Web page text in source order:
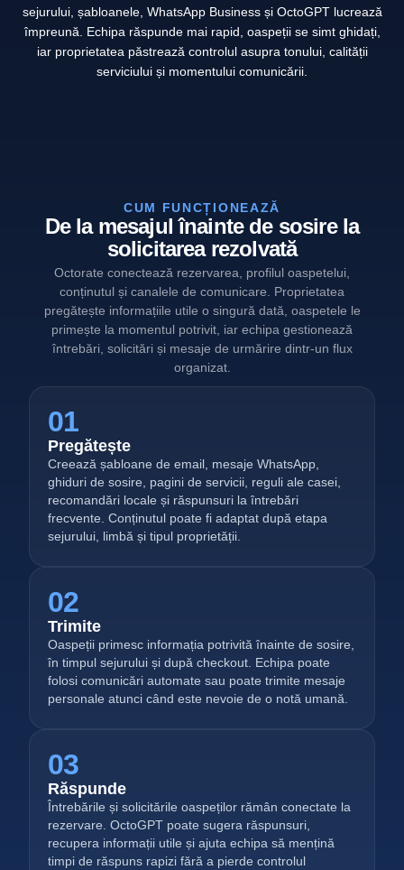
sejurului, șabloanele, WhatsApp Business și OctoGPT lucrează
împreună. Echipa răspunde mai rapid, oaspeții se simt ghidați,
iar proprietatea păstrează controlul asupra tonului, calității
serviciului și momentului comunicării.
CUM FUNCȚIONEAZĂ
De la mesajul înainte de sosire la
solicitarea rezolvată
Octorate conectează rezervarea, profilul oaspetelui,
conținutul și canalele de comunicare. Proprietatea
pregătește informațiile utile o singură dată, oaspetele le
primește la momentul potrivit, iar echipa gestionează
întrebări, solicitări și mesaje de urmărire dintr-un flux
organizat.
01
Pregătește
Creează șabloane de email, mesaje WhatsApp,
ghiduri de sosire, pagini de servicii, reguli ale casei,
recomandări locale și răspunsuri la întrebări
frecvente. Conținutul poate fi adaptat după etapa
sejurului, limbă și tipul proprietății.
02
Trimite
Oaspeții primesc informația potrivită înainte de sosire,
în timpul sejurului și după checkout. Echipa poate
folosi comunicări automate sau poate trimite mesaje
personale atunci când este nevoie de o notă umană.
03
Răspunde
Întrebările și solicitările oaspeților rămân conectate la
rezervare. OctoGPT poate sugera răspunsuri,
recupera informații utile și ajuta echipa să mențină
timpi de răspuns rapizi fără a pierde controlul